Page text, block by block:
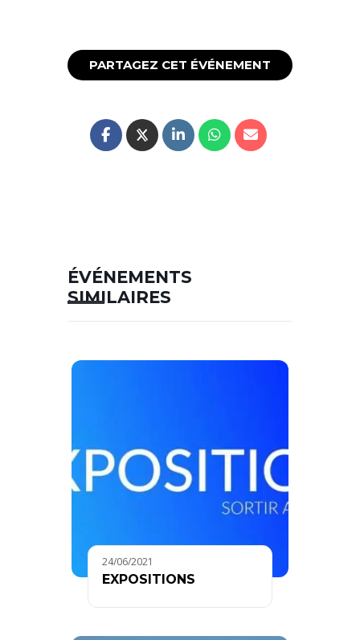
PARTAGEZ CET ÉVÉNEMENT
ÉVÉNEMENTS
SIMILAIRES
24/06/2021
EXPOSITIONS